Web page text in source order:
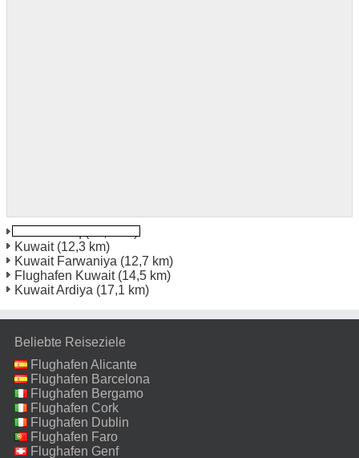
Kuwait(12,3 km)
Kuwait Farwaniya (12,7 km)
Flughafen Kuwait(14,5 km)
Kuwait Ardiya (17,1 km)
Beliebte Reiseziele
Flughafen Alicante
Flughafen Barcelona
Flughafen Bergamo
Flughafen Cork
Flughafen Dublin
Flughafen Faro
Flughafen Genf